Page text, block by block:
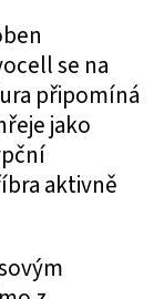
se na
připomíná
jako
aktivně